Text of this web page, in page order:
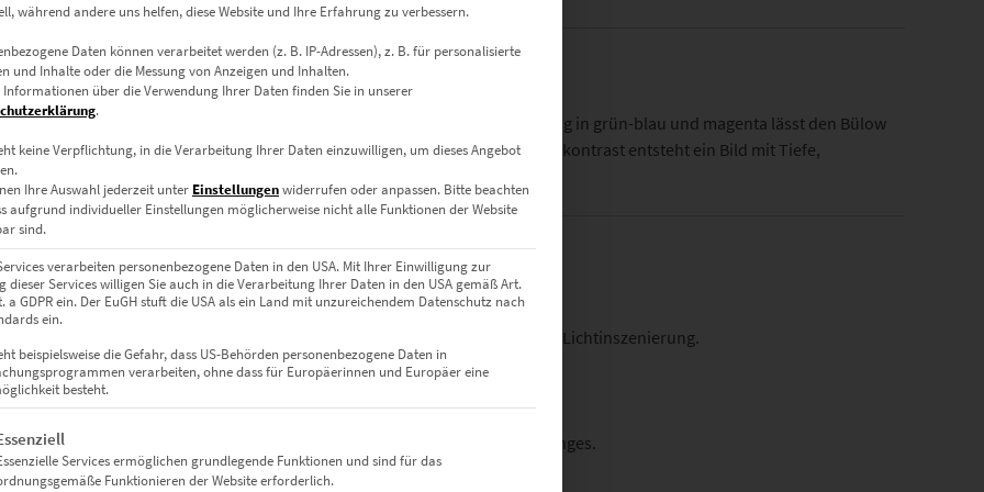
Sehnsucht
Norden unter winterlichem Schleier. Die farbverfremdete Lichtstimmung in grün-blau und magenta lässt den Bülow
erscheinen. Durch die gezielte Langzeitbelichtung und den glühenden Farbkontrast entsteht ein Bild mit Tiefe,
moderne Innenarchitektur.
die passende Präsentation
Acrylglas auf Alu-Dibond montiert. Für Räume mit Designanspruch und Lichtinszenierung.
ohne Reflexion – ideal für ruhige Räume oder atmosphärische Lounges.
während andere uns helfen, diese Website und Ihre Erfahrung zu verbessern.
Daten können verarbeitet werden (z. B. IP-Adressen), z. B. für personalisierte
und Inhalte oder die Messung von Anzeigen und Inhalten.
Informationen über die Verwendung Ihrer Daten finden Sie in unserer
.
keine Verpflichtung, in die Verarbeitung Ihrer Daten einzuwilligen, um dieses Angebot
Ihre Auswahl jederzeit unter Einstellungenwiderrufen oder anpassen. Bitte beachten
aufgrund individueller Einstellungen möglicherweise nicht alle Funktionen der Website
sind.
verarbeiten personenbezogene Daten in den USA. Mit Ihrer Einwilligung zur
dieser Services willigen Sie auch in die Verarbeitung Ihrer Daten in den USA gemäß Art.
a GDPR ein. Der EuGH stuft die USA als ein Land mit unzureichendem Datenschutz nach
ein.
beispielsweise die Gefahr, dass US-Behörden personenbezogene Daten in
verarbeiten, ohne dass für Europäerinnen und Europäer eine
besteht.
eine Liste der Service-Gruppen, für die eine Einwilligung erteilt werden kann. Die erste Service-Gruppe ist essenziell und kann nicht
Services ermöglichen grundlegende Funktionen und sind für das
Funktionieren der Website erforderlich.